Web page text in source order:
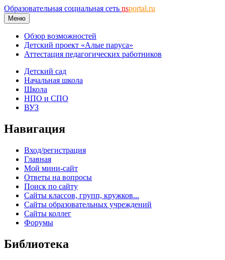
Образовательная социальная сеть nsportal.ru
Меню
Обзор возможностей
Детский проект «Алые паруса»
Аттестация педагогических работников
Детский сад
Начальная школа
Школа
НПО и СПО
ВУЗ
Навигация
Вход/регистрация
Главная
Мой мини-сайт
Ответы на вопросы
Поиск по сайту
Сайты классов, групп, кружков...
Сайты образовательных учреждений
Сайты коллег
Форумы
Библиотека